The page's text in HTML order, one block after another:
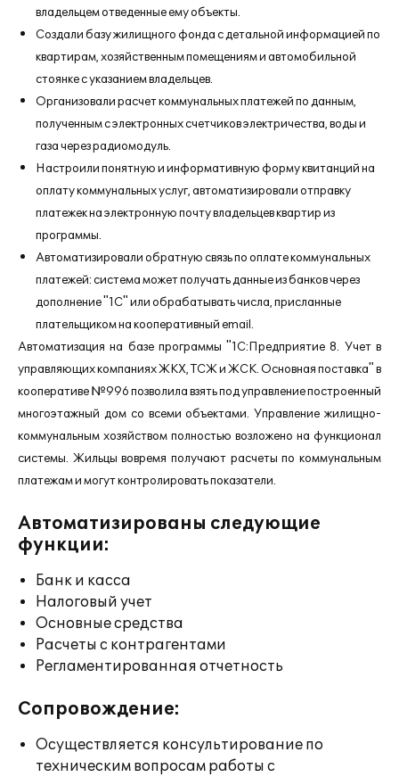
владельцем отведенные ему объекты.
Создали базу жилищного фонда с детальной информацией по
квартирам, хозяйственным помещениям и автомобильной
стоянке с указанием владельцев.
Организовали расчет коммунальных платежей по данным,
полученным с электронных счетчиков электричества, воды и
газа через радиомодуль.
Настроили понятную и информативную форму квитанций на
оплату коммунальных услуг, автоматизировали отправку
платежек на электронную почту владельцев квартир из
программы.
Автоматизировали обратную связь по оплате коммунальных
платежей: система может получать данные из банков через
дополнение "1С" или обрабатывать числа, присланные
плательщиком на кооперативный email.
Автоматизация на базе программы "1С:Предприятие 8. Учет в
управляющих компаниях ЖКХ, ТСЖ и ЖСК. Основная поставка" в
кооперативе №996 позволила взять под управление построенный
многоэтажный дом со всеми объектами. Управление жилищно-
коммунальным хозяйством полностью возложено на функционал
системы. Жильцы вовремя получают расчеты по коммунальным
платежам и могут контролировать показатели.
Автоматизированы следующие
функции:
Банк и касса
Налоговый учет
Основные средства
Расчеты с контрагентами
Регламентированная отчетность
Сопровождение:
Осуществляется консультирование по
техническим вопросам работы с